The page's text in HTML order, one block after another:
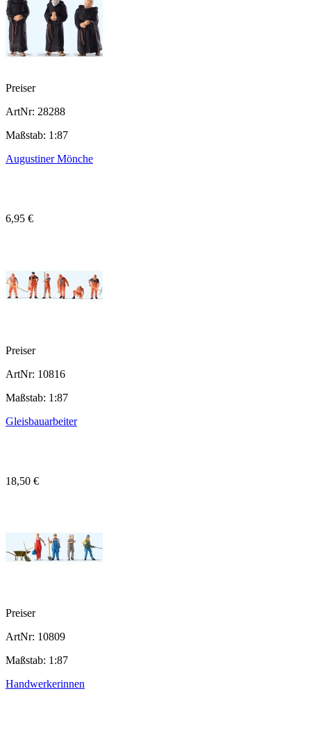
Preiser
ArtNr: 28288
Maßstab: 1:87
Augustiner Mönche
6,95 €
Preiser
ArtNr: 10816
Maßstab: 1:87
Gleisbauarbeiter
18,50 €
Preiser
ArtNr: 10809
Maßstab: 1:87
Handwerkerinnen